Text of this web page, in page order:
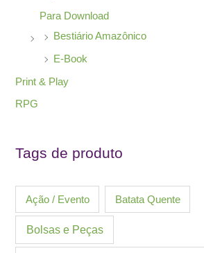
Para Download
Bestiário Amazônico
E-Book
Print & Play
RPG
Tags de produto
Ação / Evento Batata Quente
Bolsas e Peças